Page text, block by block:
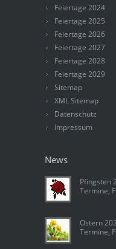
Feiertage 2024
Feiertage 2025
Feiertage 2026
Feiertage 2027
Feiertage 2028
Feiertage 2029
Sitemap
XML Sitemap
Datenschutz
Impressum
News
Pfingsten
Termine,
Ostern
Termine,